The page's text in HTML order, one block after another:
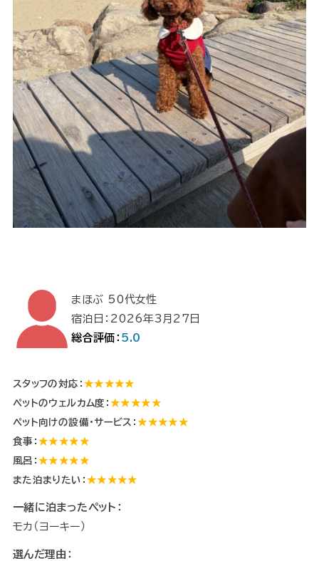
まほぶ 50代女性
宿泊日：2026年3月27日
総合評価： 5.0
スタッフの対応： ★★★★★
ペットのウェルカム度：★★★★★
ペット向けの設備・サービス：★★★★★
食事：★★★★★
風呂：★★★★★
また泊まりたい： ★★★★★
一緒に泊まったペット：
モカ（ヨーキー）
選んだ理由：